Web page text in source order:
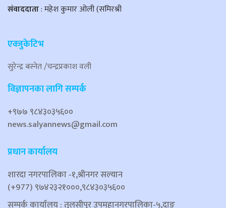
संवाददाता: महेश कुमार ओली (समिरश्री
एक्जुकेटिभ
सुरेन्द्र बस्नेत /चन्द्रप्रकाश वली
विज्ञापनका लागि सम्पर्क
+९७७ ९८४३०३५६००
news.salyannews@gmail.com
प्रधान कार्यालय
शारदा नगरपालिका ‐१,श्रीनगर सल्यान
(+977) ९७४२३२१०००,९८४३०३५६००
सम्पर्क कार्यालय : तुलसीपुर उपमहानगरपालिका-५,दाङ